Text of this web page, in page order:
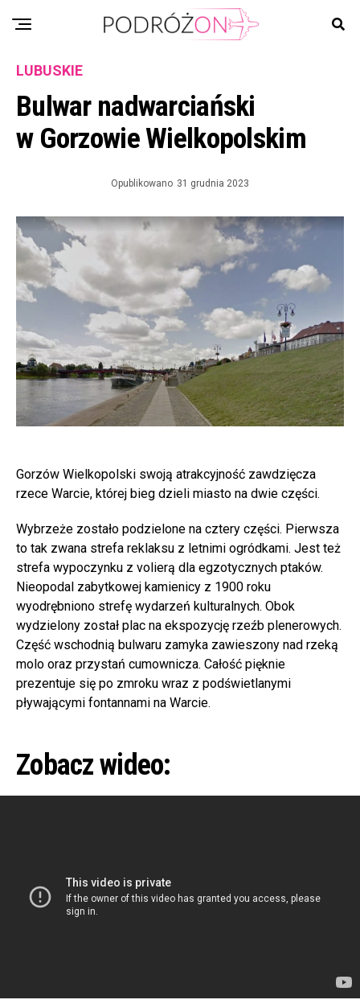
LUBUSKIE
Bulwar nadwarciański
w Gorzowie Wielkopolskim
Opublikowano 31 grudnia 2023
Gorzów Wielkopolski swoją atrakcyjność zawdzięcza
rzece Warcie, której bieg dzieli miasto na dwie części.
Wybrzeże zostało podzielone na cztery części. Pierwsza
to tak zwana strefa reklaksu z letnimi ogródkami. Jest też
strefa wypoczynku z volierą dla egzotycznych ptaków.
Nieopodal zabytkowej kamienicy z 1900 roku
wyodrębniono strefę wydarzeń kulturalnych. Obok
wydzielony został plac na ekspozycję rzeźb plenerowych.
Część wschodnią bulwaru zamyka zawieszony nad rzeką
molo oraz przystań cumownicza. Całość pięknie
prezentuje się po zmroku wraz z podświetlanymi
pływającymi fontannami na Warcie.
Zobacz wideo: